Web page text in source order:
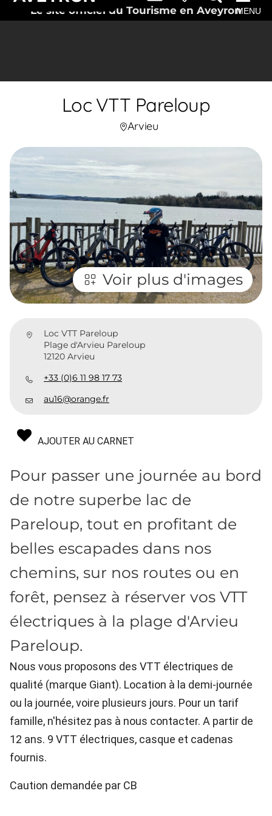
Le site officiel du Tourisme en AveyronMENU
Loc VTT Pareloup
Arvieu
Voir plus d'images
Loc VTT Pareloup
Plage d'Arvieu Pareloup
12120 Arvieu
+33 (0)6 11 98 17 73
au16@orange.fr
AJOUTER AU CARNET
Pour passer une journée au bord
de notre superbe lac de
Pareloup, tout en profitant de
belles escapades dans nos
chemins, sur nos routes ou en
forêt, pensez à réserver vos VTT
électriques à la plage d'Arvieu
Pareloup.
Nous vous proposons des VTT électriques de
qualité (marque Giant). Location à la demi-journée
ou la journée, voire plusieurs jours. Pour un tarif
famille, n'hésitez pas à nous contacter. A partir de
12 ans. 9 VTT électriques, casque et cadenas
fournis.
Caution demandée par CB